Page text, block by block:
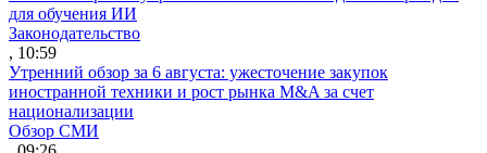
для обучения ИИ
Законодательство
, 10:59
Утренний обзор за 6 августа: ужесточение закупок
иностранной техники и рост рынка M&A за счет
национализации
Обзор СМИ